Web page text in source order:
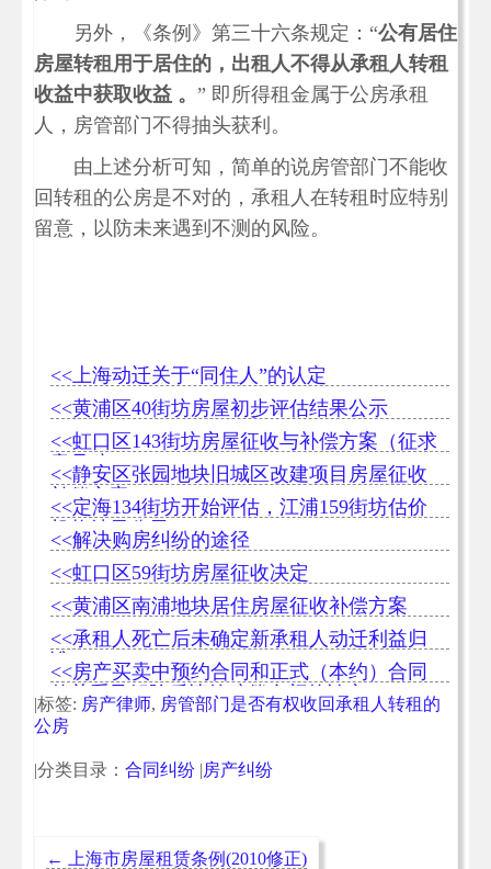
另外，《条例》第三十六条规定：“公有居住
房屋转租用于居住的，出租人不得从承租人转租
收益中获取收益 。 ” 即所得租金属于公房承租
人，房管部门不得抽头获利。
由上述分析可知，简单的说房管部门不能收
回转租的公房是不对的，承租人在转租时应特别
留意，以防未来遇到不测的风险。
<<上海动迁关于“同住人”的认定
<<黄浦区40街坊房屋初步评估结果公示
<<虹口区143街坊房屋征收与补偿方案（征求
意见稿）
<<静安区张园地块旧城区改建项目房屋征收
补偿方案
<<定海134街坊开始评估，江浦159街坊估价
机构结果公示
<<解决购房纠纷的途径
<<虹口区59街坊房屋征收决定
<<黄浦区南浦地块居住房屋征收补偿方案
<<承租人死亡后未确定新承租人动迁利益归
<<房产买卖中预约合同和正式（本约）合同
的关系及解除后违约赔偿金额的认定
|标签: 房产律师, 房管部门是否有权收回承租人转租的
公房
|分类目录： 合同纠纷 |房产纠纷
← 上海市房屋租赁条例(2010修正)